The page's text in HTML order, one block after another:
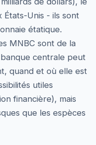
Unis - ils sont
étatique.
MNBC sont de la
banque centrale peut
quand et où elle est
utiles
financière), mais
que les espèces